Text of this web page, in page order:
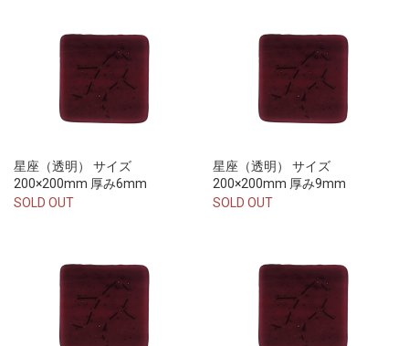
星座（透明） サイズ
200×200mm 厚み6mm
SOLD OUT
星座（透明） サイズ
200×200mm 厚み9mm
SOLD OUT